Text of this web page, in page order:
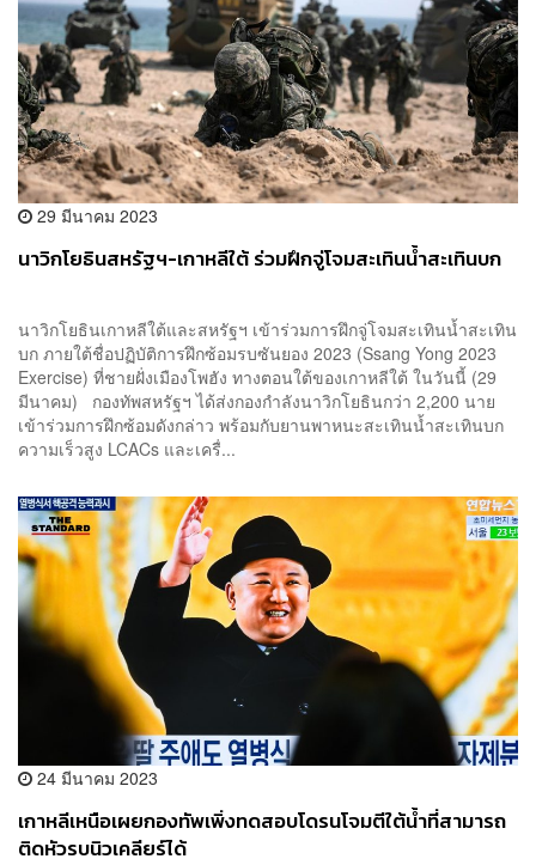
29 มีนาคม 2023
นาวิกโยธินสหรัฐฯ-เกาหลีใต้ ร่วมฝึกจู่โจมสะเทินน้ำสะเทินบก
นาวิกโยธินเกาหลีใต้และสหรัฐฯ เข้าร่วมการฝึกจู่โจมสะเทินน้ำสะเทิน
บก ภายใต้ชื่อปฏิบัติการฝึกซ้อมรบซันยอง 2023 (Ssang Yong 2023
Exercise) ที่ชายฝั่งเมืองโพฮัง ทางตอนใต้ของเกาหลีใต้ ในวันนี้ (29
มีนาคม) กองทัพสหรัฐฯ ได้ส่งกองกำลังนาวิกโยธินกว่า 2,200 นาย
เข้าร่วมการฝึกซ้อมดังกล่าว พร้อมกับยานพาหนะสะเทินน้ำสะเทินบก
ความเร็วสูง LCACs และเครื่...
24 มีนาคม 2023
เกาหลีเหนือเผยกองทัพเพิ่งทดสอบโดรนโจมตีใต้น้ำที่สามารถ
ติดหัวรบนิวเคลียร์ได้